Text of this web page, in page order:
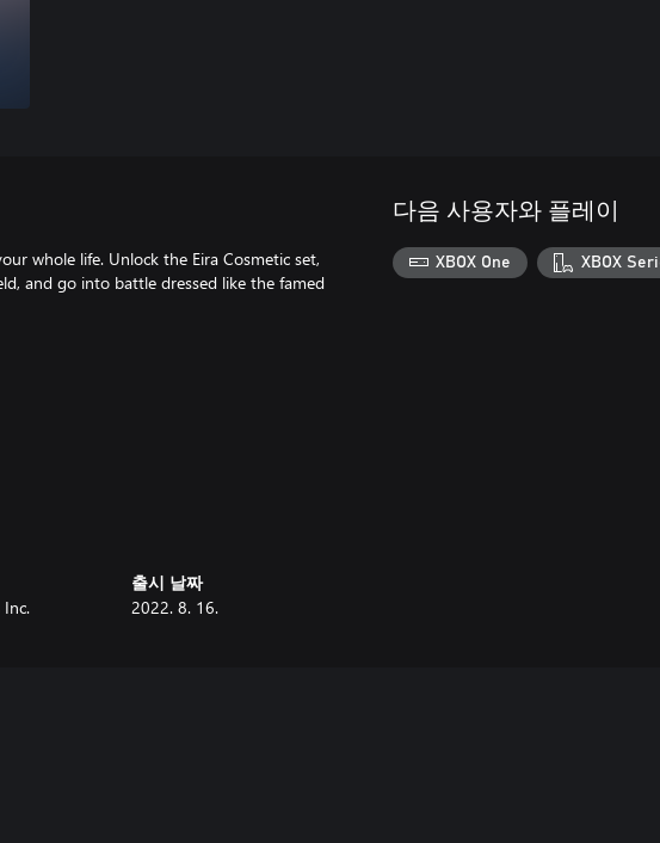
whole life. Unlock the Eira Cosmetic set,
and go into battle dressed like the famed
Inc.
출시 날짜
2022. 8. 16.
다음 사용자와 플레이
XBOX One XBOX